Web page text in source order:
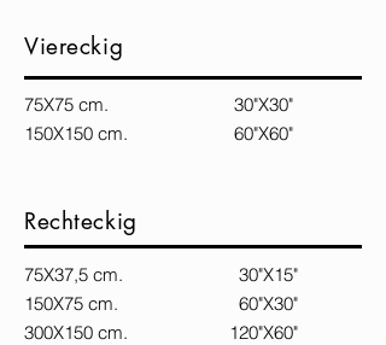
Viereckig
75X75 cm. 30"X30"
150X150 cm. 60"X60"
Rechteckig
75X37,5 cm. 30"X15"
150X75 cm. 60"X30"
300X150 cm. 120"X60"